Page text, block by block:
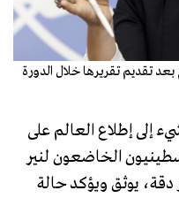
تقديم تقريرها خلال الدورة
إلى إطلاع العالم على
الخاضعون لنير
دقة، يوثق ويؤكد حالة